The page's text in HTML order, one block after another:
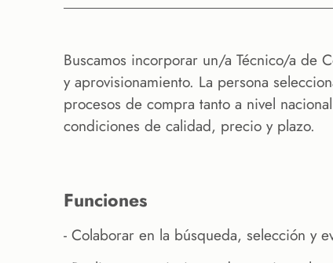
Buscamos incorporar un/a Técnico/a de
y aprovisionamiento. La persona
procesos de compra tanto a nivel
condiciones de calidad, precio y plazo.
funciones
- Colaborar en la búsqueda, selección y